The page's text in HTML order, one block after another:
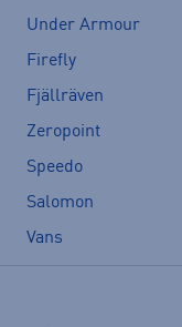
Under Armour
Firefly
Fjällräven
Zeropoint
Speedo
Salomon
Vans